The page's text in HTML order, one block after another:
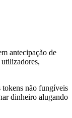
antecipação de
tokens não fungíveis
dinheiro alugando